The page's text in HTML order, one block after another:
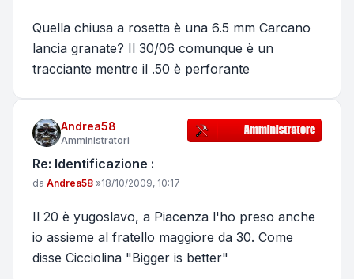
Quella chiusa a rosetta è una 6.5 mm Carcano
lancia granate? Il 30/06 comunque è un
tracciante mentre il .50 è perforante
Andrea58
Amministratori
Re: Identificazione :
Messaggio
da Andrea58 »18/10/2009, 10:17
Il 20 è yugoslavo, a Piacenza l'ho preso anche
io assieme al fratello maggiore da 30. Come
disse Cicciolina "Bigger is better"